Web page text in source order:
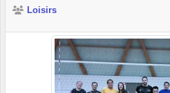
Loisirs